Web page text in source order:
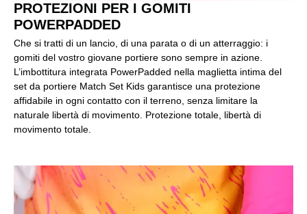
PROTEZIONI PER I GOMITI
POWERPADDED
Che si tratti di un lancio, di una parata o di un atterraggio: i
gomiti del vostro giovane portiere sono sempre in azione.
L’imbottitura integrata PowerPadded nella maglietta intima del
set da portiere Match Set Kids garantisce una protezione
affidabile in ogni contatto con il terreno, senza limitare la
naturale libertà di movimento. Protezione totale, libertà di
movimento totale.